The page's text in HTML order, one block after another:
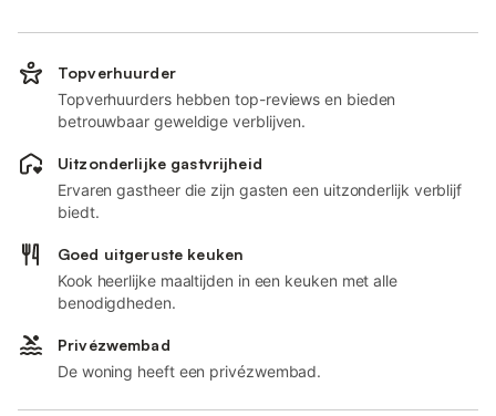
Topverhuurder
Topverhuurders hebben top-reviews en bieden
betrouwbaar geweldige verblijven.
Uitzonderlijke gastvrijheid
Ervaren gastheer die zijn gasten een uitzonderlijk verblijf
biedt.
Goed uitgeruste keuken
Kook heerlijke maaltijden in een keuken met alle
benodigdheden.
Privézwembad
De woning heeft een privézwembad.